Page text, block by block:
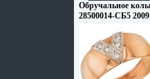
Обручальное
28500014-СБ5